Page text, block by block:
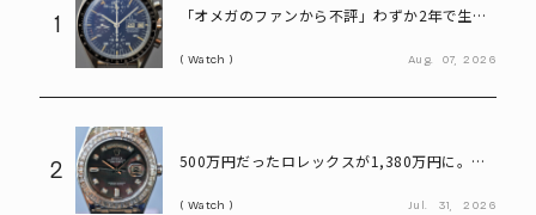
1
「オメガのファンから不評」わずか2年で生産
ピードマスター”とは
Watch Aug. 07, 2026
2
500万円だったロレックスが1,380万円に。プ
Watch Jul. 31, 2026